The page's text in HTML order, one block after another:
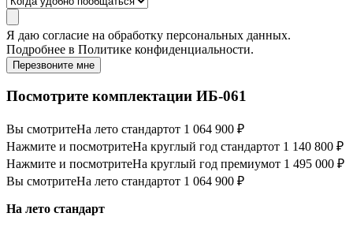
Я даю согласие на обработку персональных данных.
Подробнее в Политике конфиденциальности.
Перезвоните мне
Посмотрите комплектации ИБ-061
Вы смотритеНа лето стандартот 1 064 900 ₽
Нажмите и посмотритеНа круглый год стандартот 1 140 800 ₽
Нажмите и посмотритеНа круглый год премиумот 1 495 000 ₽
Вы смотритеНа лето стандартот 1 064 900 ₽
На лето стандарт